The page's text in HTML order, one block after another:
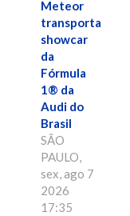
Meteor
transporta
showcar
da
Fórmula
1® da
Audi do
Brasil
SÃO
PAULO,
sex, ago 7
2026
17:35